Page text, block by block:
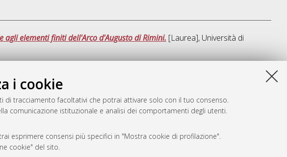
i cookie
tracciamento facoltativi che potrai attivare solo con il tuo consenso.
comunicazione istituzionale e analisi dei comportamenti degli utenti.
esprimere consensi più specifici in "Mostra cookie di profilazione".
cookie" del sito.
elementi finiti dell'Arco d'Augusto di Rimini. [Laurea], Università di
Fri Aug 7 20:35:56 2026 CEST.